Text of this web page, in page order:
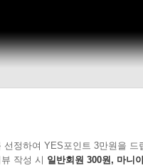
선정하여 YES포인트 3만원을 드
작성 시 일반회원 300원, 마니